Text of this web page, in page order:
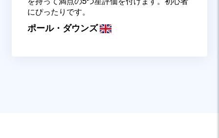
にぴったりです。
ポール・ダウンズ